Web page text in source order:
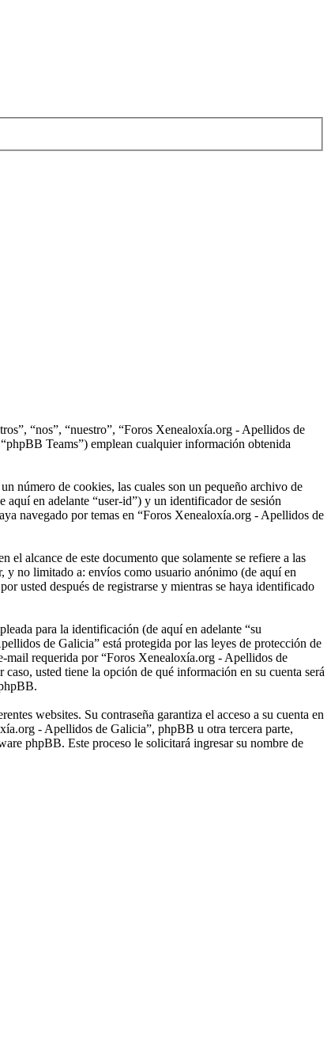
“nos”, “nuestro”, “Foros Xenealoxía.org - Apellidos de
Teams”) emplean cualquier información obtenida
número de cookies, las cuales son un pequeño archivo de
en adelante “user-id”) y un identificador de sesión
navegado por temas en “Foros Xenealoxía.org - Apellidos de
alcance de este documento que solamente se refiere a las
y no limitado a: envíos como usuario anónimo (de aquí en
usted después de registrarse y mientras se haya identificado
para la identificación (de aquí en adelante “su
de Galicia” está protegida por las leyes de protección de
mail requerida por “Foros Xenealoxía.org - Apellidos de
usted tiene la opción de qué información en su cuenta será
websites. Su contraseña garantiza el acceso a su cuenta en
- Apellidos de Galicia”, phpBB u otra tercera parte,
phpBB. Este proceso le solicitará ingresar su nombre de